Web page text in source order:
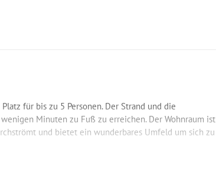
für bis zu 5 Personen. Der Strand und die
Minuten zu Fuß zu erreichen. Der Wohnraum ist
und bietet ein wunderbares Umfeld um sich zu